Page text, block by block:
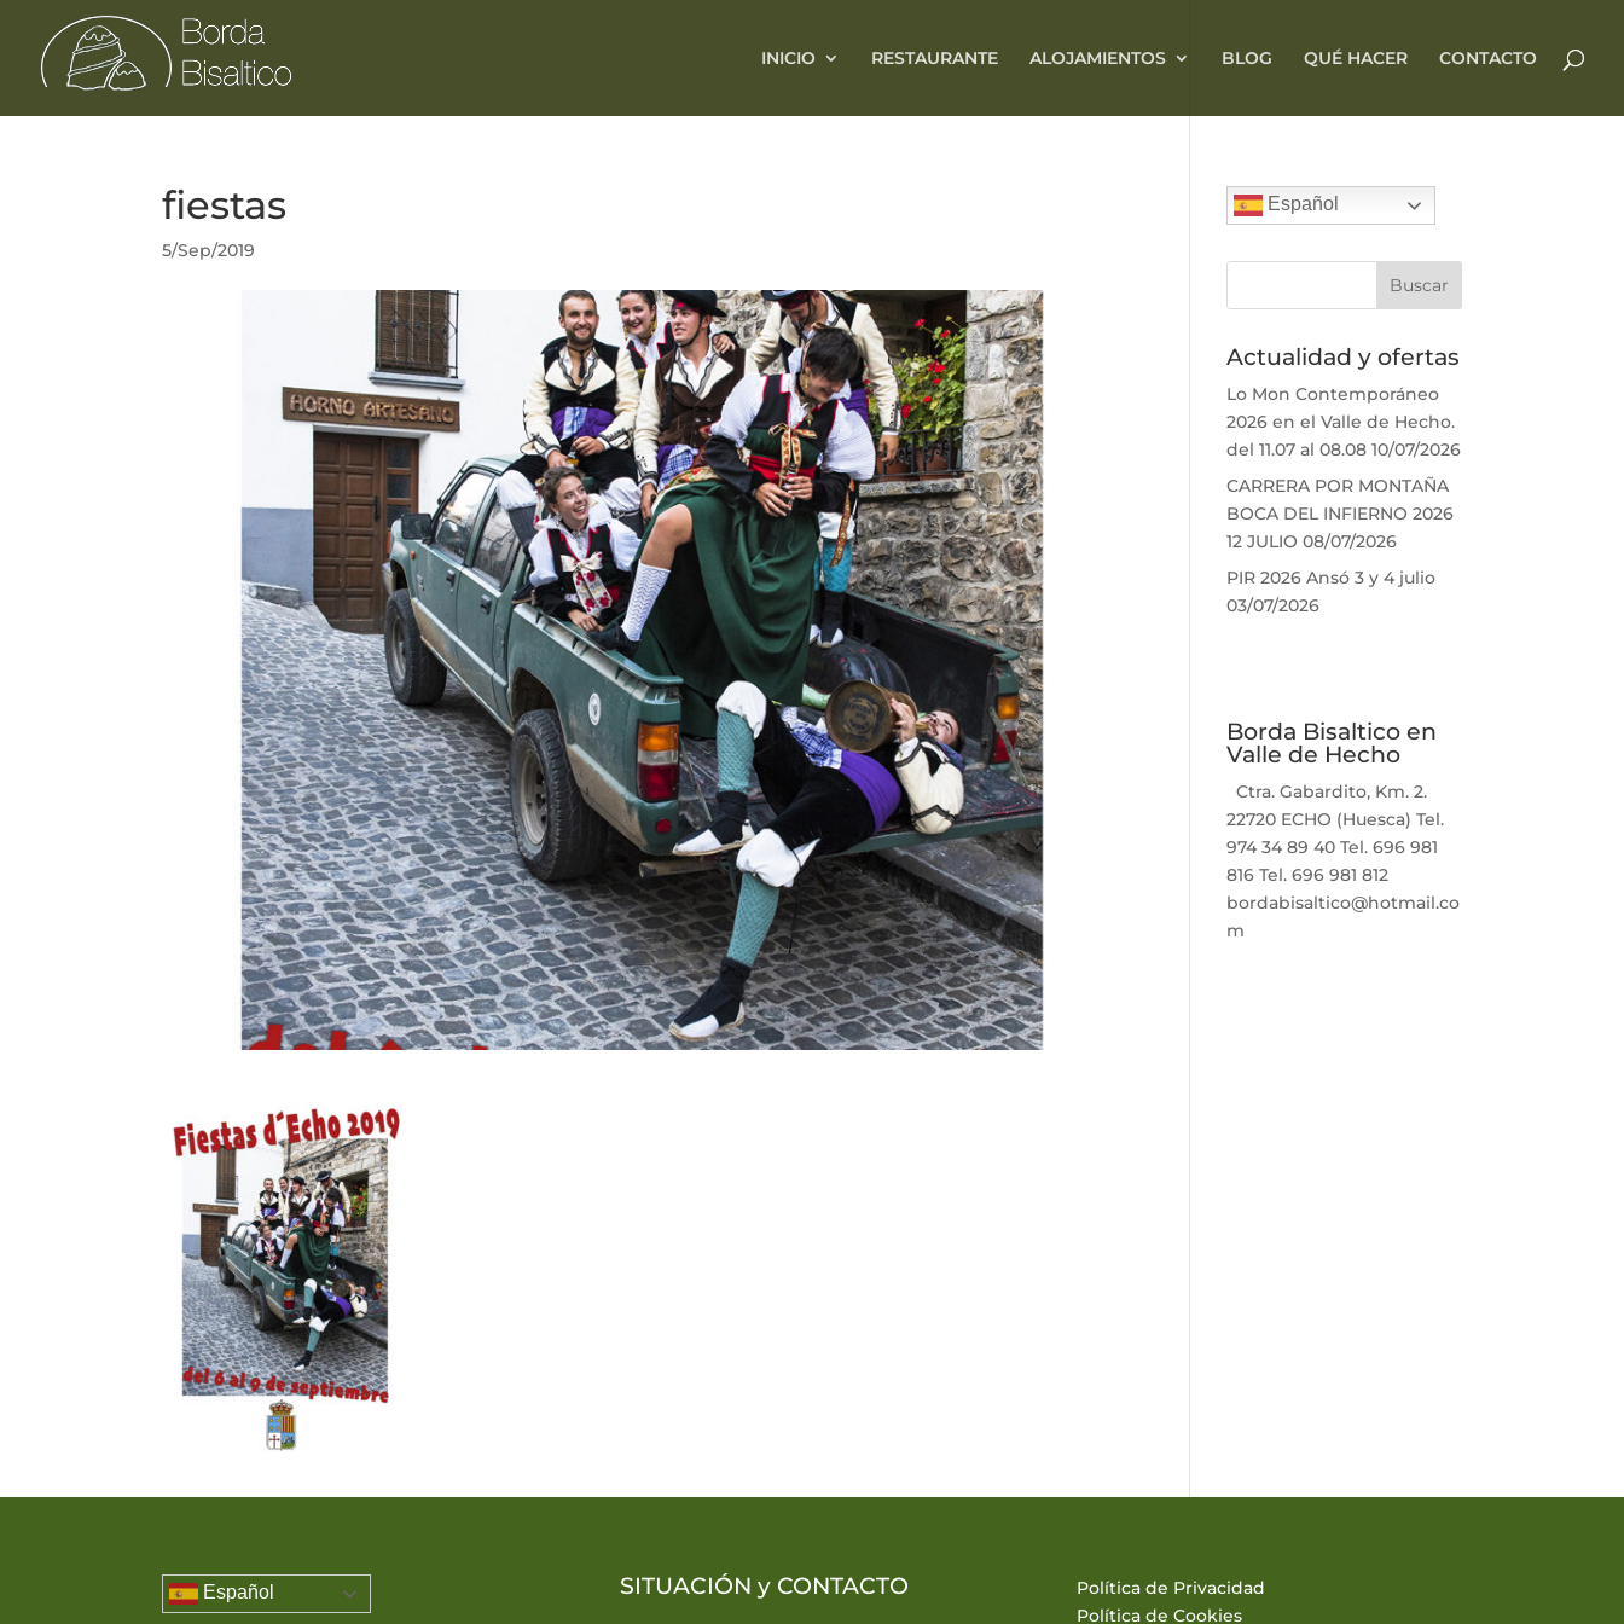
INICIO RESTAURANTE ALOJAMIENTOS BLOG QUÉ HACER CONTACTO
fiestas
5/Sep/2019
Español
Actualidad y ofertas
Lo Mon Contemporáneo
2026 en el Valle de Hecho.
del 11.07 al 08.08 10/07/2026
CARRERA POR MONTAÑA
BOCA DEL INFIERNO 2026
12 JULIO 08/07/2026
PIR 2026 Ansó 3 y 4 julio
03/07/2026
Borda Bisaltico en
Valle de Hecho
Ctra. Gabardito, Km. 2.
22720 ECHO (Huesca) Tel.
974 34 89 40 Tel. 696 981
816 Tel. 696 981 812
bordabisaltico@hotmail.co
m
Español SITUACIÓN y CONTACTO
Política de Privacidad
Política de Cookies